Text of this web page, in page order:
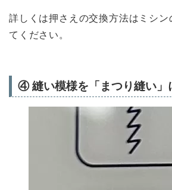
詳しくは押さえの交換方法はミシン
てください。
④ 縫い模様を「まつり縫い」